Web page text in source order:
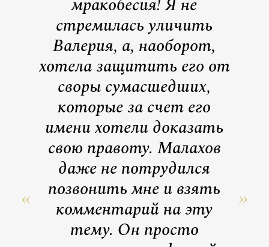
стремилась уличить
Валерия, а, наоборот,
хотела защитить его от
своры сумасшедших,
которые за счет его
имени хотели доказать
свою правоту. Малахов
даже не потрудился
позвонить мне и взять
комментарий на эту
тему. Он просто